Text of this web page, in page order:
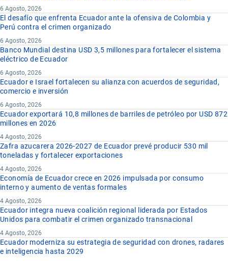
6 Agosto, 2026
El desafío que enfrenta Ecuador ante la ofensiva de Colombia y
Perú contra el crimen organizado
6 Agosto, 2026
Banco Mundial destina USD 3,5 millones para fortalecer el sistema
eléctrico de Ecuador
6 Agosto, 2026
Ecuador e Israel fortalecen su alianza con acuerdos de seguridad,
comercio e inversión
6 Agosto, 2026
Ecuador exportará 10,8 millones de barriles de petróleo por USD 872
millones en 2026
4 Agosto, 2026
Zafra azucarera 2026-2027 de Ecuador prevé producir 530 mil
toneladas y fortalecer exportaciones
4 Agosto, 2026
Economía de Ecuador crece en 2026 impulsada por consumo
interno y aumento de ventas formales
4 Agosto, 2026
Ecuador integra nueva coalición regional liderada por Estados
Unidos para combatir el crimen organizado transnacional
4 Agosto, 2026
Ecuador moderniza su estrategia de seguridad con drones, radares
e inteligencia hasta 2029